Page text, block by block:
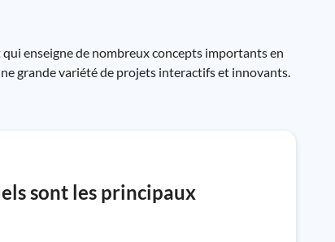
enseigne de nombreux concepts importants en
grande variété de projets interactifs et innovants.
sont les principaux